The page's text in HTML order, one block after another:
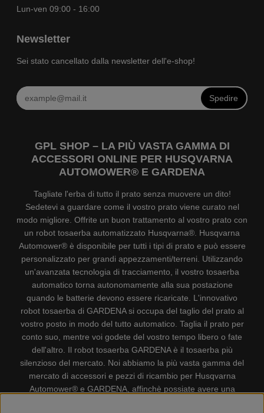
Lun-ven 09:00 - 16:00
Newsletter
Sei stato cancellato dalla newsletter dell'e-shop!
Spedire
GPL SHOP – LA PIÙ VASTA GAMMA DI
ACCESSORI ONLINE PER HUSQVARNA
AUTOMOWER® E GARDENA
Tagliate l'erba di tutto il prato senza muovere un dito!
Sedetevi a guardare come il vostro prato viene curato nel
modo migliore. Offrite un buon trattamento al vostro prato con
un robot tosaerba automatizzato Husqvarna®. Husqvarna
Automower® è disponibile per tutti i tipi di prato e può essere
personalizzato per grandi appezzamenti/terreni. Utilizzando
un'avanzata tecnologia di tracciamento, il vostro tosaerba
automatico torna autonomamente alla sua postazione
quando le batterie devono essere ricaricate. L'innovativo
robot tosaerba di GARDENA si occupa del taglio del prato al
vostro posto in modo del tutto automatico. Taglia il prato per
conto suo, mentre voi godete del vostro tempo libero o fate
dell'altro. Il robot tosaerba GARDENA è il tosaerba più
silenzioso del mercato. Noi abbiamo la più vasta gamma del
mercato di accessori e pezzi di ricambio per Husqvarna
Automower® e GARDENA, affinchè possiate avere una